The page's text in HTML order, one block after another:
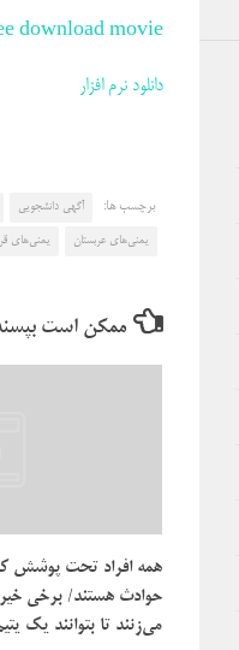
download movie
دانلود نرم افزار
برچسب ها: آگهی دانشجویی
یمنی‌های عربستان یمنی‌های
ممکن است
همه افراد تحت پوشش
حوادث هستند/ برخی
می‌زنند تا بتوانند یک